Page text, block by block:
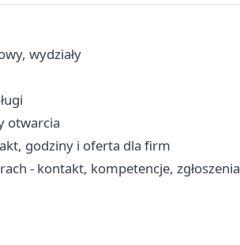
wydziały
otwarcia
godziny i oferta dla firm
- kontakt, kompetencje, zgłoszenia